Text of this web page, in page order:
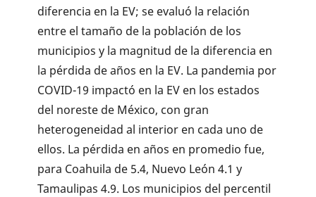
diferencia en la EV; se evaluó la relación
entre el tamaño de la población de los
municipios y la magnitud de la diferencia en
la pérdida de años en la EV. La pandemia por
COVID-19 impactó en la EV en los estados
del noreste de México, con gran
heterogeneidad al interior en cada uno de
ellos. La pérdida en años en promedio fue,
para Coahuila de 5.4, Nuevo León 4.1 y
Tamaulipas 4.9. Los municipios del percentil